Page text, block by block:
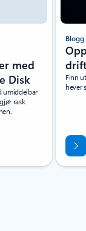
med
Disk
umiddelbar
rask
Blogg
Finn
hever